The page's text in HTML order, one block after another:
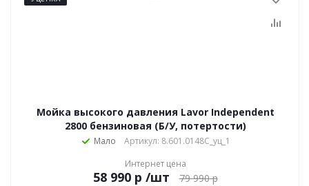
Мойка высокого давления Lavor Independent
2800 бензиновая (Б/У, потертости)
Мало
Артикул: 8.601.0148C_уц_1
Интернет цена
р /шт 79 990р